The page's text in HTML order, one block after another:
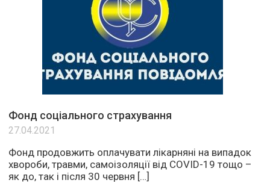
Фонд соціального страхування
27.04.2021
Фонд продовжить оплачувати лікарняні на випадок
хвороби, травми, самоізоляції від COVID-19 тощо –
як до, так і після 30 червня […]